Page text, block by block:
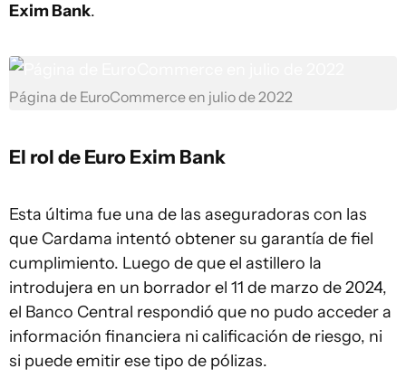
Exim Bank.
Página de EuroCommerce en julio de 2022
El rol de Euro Exim Bank
Esta última fue una de las aseguradoras con las
que Cardama intentó obtener su garantía de fiel
cumplimiento. Luego de que el astillero la
introdujera en un borrador el 11 de marzo de 2024,
el Banco Central respondió que no pudo acceder a
información financiera ni calificación de riesgo, ni
si puede emitir ese tipo de pólizas.